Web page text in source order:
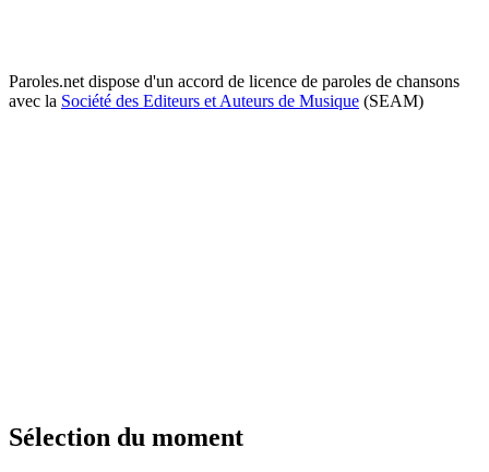
Paroles.net dispose d'un accord de licence de paroles de chansons
avec la Société des Editeurs et Auteurs de Musique (SEAM)
Sélection du moment